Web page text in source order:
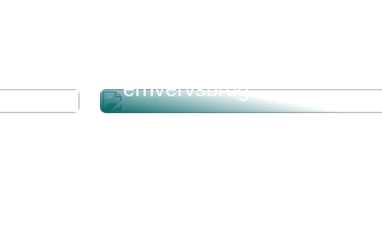
erhvervsbrug